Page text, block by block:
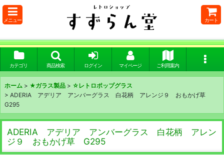
メニュー カート
カテゴリ 商品検索 ログイン マイページ ご利用案内
ホーム > ★ガラス製品 > ☆レトロポップグラス
> ADERIA アデリア アンバーグラス 白花柄 アレンジ９ おもかげ草
G295
ADERIA アデリア アンバーグラス 白花柄 アレン
ジ９ おもかげ草 G295